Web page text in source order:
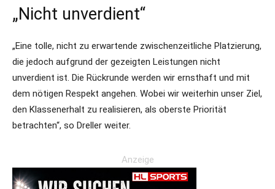
„Nicht unverdient“
„Eine tolle, nicht zu erwartende zwischenzeitliche Platzierung,
die jedoch aufgrund der gezeigten Leistungen nicht
unverdient ist. Die Rückrunde werden wir ernsthaft und mit
dem nötigen Respekt angehen. Wobei wir weiterhin unser Ziel,
den Klassenerhalt zu realisieren, als oberste Priorität
betrachten“, so Dreller weiter.
Anzeige